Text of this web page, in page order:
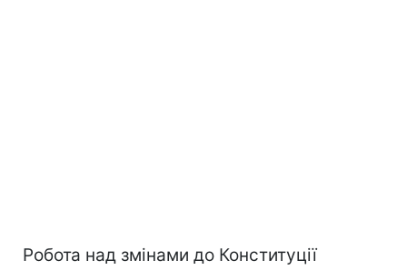
Робота над змінами до Конституції